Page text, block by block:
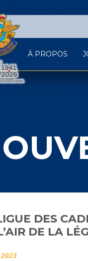
À PROPOS
DES
DE LA